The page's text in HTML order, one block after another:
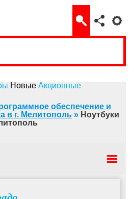
Новые Акционные
обеспечение и
в г. Мелитополь » Ноутбуки